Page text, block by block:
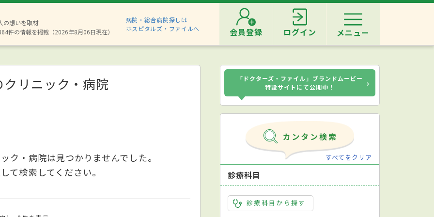
の想いを取材
件の情報を掲載（2026年8月06日現在）
病院・総合病院探しは
ホスピタルズ・ファイルへ
会員登録 ログイン メニュー
クリニック・病院
ク・病院は見つかりませんでした。
て検索してください。
「ドクターズ・ファイル」ブランドムービー
特設サイトにて公開中！
›
すべてをクリア
診療科目
診療科目から探す